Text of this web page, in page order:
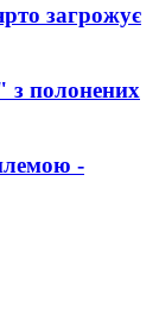
загрожує
з полонених
-